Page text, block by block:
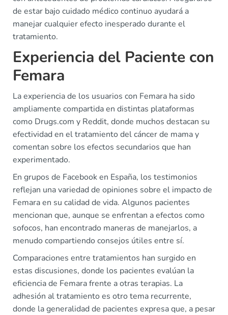
de estar bajo cuidado médico continuo ayudará a
manejar cualquier efecto inesperado durante el
tratamiento.
Experiencia del Paciente con
Femara
La experiencia de los usuarios con Femara ha sido
ampliamente compartida en distintas plataformas
como Drugs.com y Reddit, donde muchos destacan su
efectividad en el tratamiento del cáncer de mama y
comentan sobre los efectos secundarios que han
experimentado.
En grupos de Facebook en España, los testimonios
reflejan una variedad de opiniones sobre el impacto de
Femara en su calidad de vida. Algunos pacientes
mencionan que, aunque se enfrentan a efectos como
sofocos, han encontrado maneras de manejarlos, a
menudo compartiendo consejos útiles entre sí.
Comparaciones entre tratamientos han surgido en
estas discusiones, donde los pacientes evalúan la
eficiencia de Femara frente a otras terapias. La
adhesión al tratamiento es otro tema recurrente,
donde la generalidad de pacientes expresa que, a pesar